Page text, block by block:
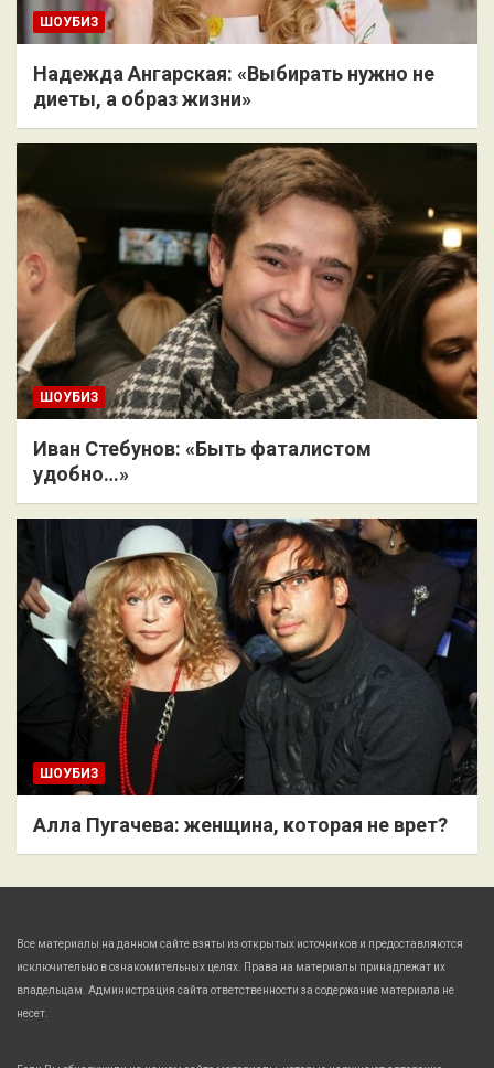
ШОУБИЗ
Надежда Ангарская: «Выбирать нужно не
диеты, а образ жизни»
ШОУБИЗ
Иван Стебунов: «Быть фаталистом
удобно…»
ШОУБИЗ
Алла Пугачева: женщина, которая не врет?
Все материалы на данном сайте взяты из открытых источников и предоставляются
исключительно в ознакомительных целях. Права на материалы принадлежат их
владельцам. Администрация сайта ответственности за содержание материала не
несет.